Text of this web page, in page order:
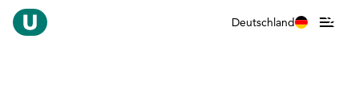
Deutschland